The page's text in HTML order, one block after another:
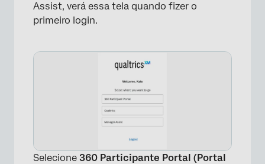
Assist, verá essa tela quando fizer o
primeiro login.
Selecione 360 Participante Portal (Portal